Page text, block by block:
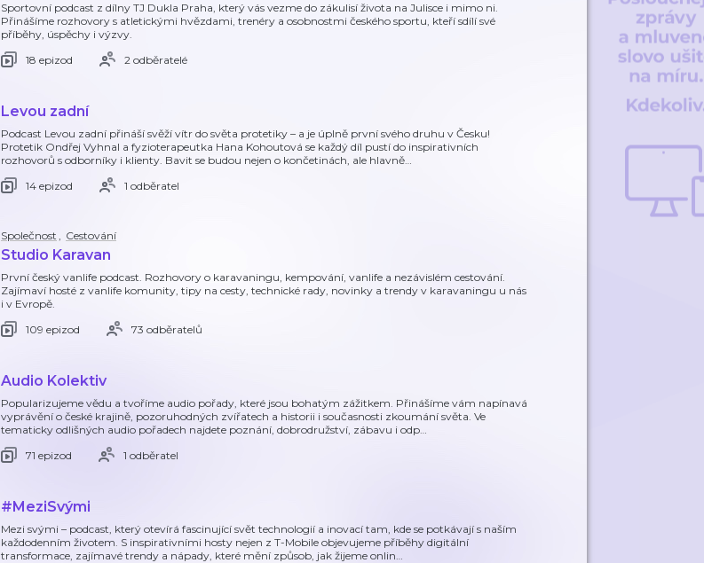
Sportovní podcast z dílny TJ Dukla Praha, který vás vezme do zákulisí života na Julisce i mimo ni.
Přinášíme rozhovory s atletickými hvězdami, trenéry a osobnostmi českého sportu, kteří sdílí své
příběhy, úspěchy i výzvy.
18 epizod
2 odběratelé
Levou zadní
Podcast Levou zadní přináší svěží vítr do světa protetiky – a je úplně první svého druhu v Česku!
Protetik Ondřej Vyhnal a fyzioterapeutka Hana Kohoutová se každý díl pustí do inspirativních
rozhovorů s odborníky i klienty. Bavit se budou nejen o končetinách, ale hlavně…
14 epizod
1 odběratel
Společnost , Cestování
Studio Karavan
První český vanlife podcast. Rozhovory o karavaningu, kempování, vanlife a nezávislém cestování.
Zajímaví hosté z vanlife komunity, tipy na cesty, technické rady, novinky a trendy v karavaningu u nás
i v Evropě.
109 epizod
73 odběratelů
Audio Kolektiv
Popularizujeme vědu a tvoříme audio pořady, které jsou bohatým zážitkem. Přinášíme vám napínavá
vyprávění o české krajině, pozoruhodných zvířatech a historii i současnosti zkoumání světa. Ve
tematicky odlišných audio pořadech najdete poznání, dobrodružství, zábavu i odp…
71 epizod
1 odběratel
#MeziSvými
Mezi svými – podcast, který otevírá fascinující svět technologií a inovací tam, kde se potkávají s naším
každodenním životem. S inspirativními hosty nejen z T-Mobile objevujeme příběhy digitální
transformace, zajímavé trendy a nápady, které mění způsob, jak žijeme onlin…